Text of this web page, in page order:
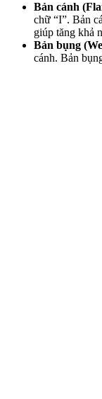
Bản cánh
chữ “I”. Bản
giúp tăng khả
Bản bụng
cánh. Bản